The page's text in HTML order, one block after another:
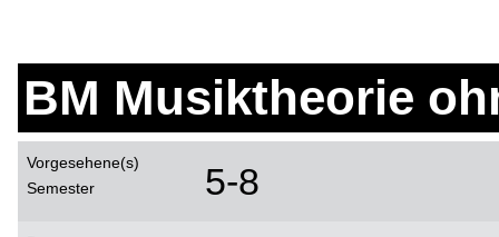
BM Musiktheorie
Vorgesehene(s)
Semester
5-8